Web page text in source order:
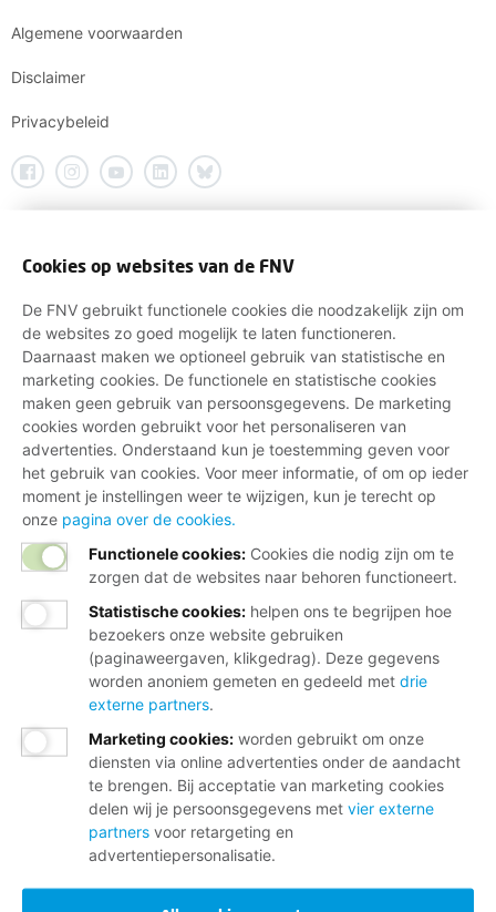
Algemene voorwaarden
Disclaimer
Privacybeleid
Cookies op websites van de FNV
De FNV gebruikt functionele cookies die noodzakelijk zijn om
de websites zo goed mogelijk te laten functioneren.
Daarnaast maken we optioneel gebruik van statistische en
marketing cookies. De functionele en statistische cookies
maken geen gebruik van persoonsgegevens. De marketing
cookies worden gebruikt voor het personaliseren van
advertenties. Onderstaand kun je toestemming geven voor
het gebruik van cookies. Voor meer informatie, of om op ieder
moment je instellingen weer te wijzigen, kun je terecht op
onze pagina over de cookies.
Functionele cookies: Cookies die nodig zijn om te
zorgen dat de websites naar behoren functioneert.
Statistische cookies: helpen ons te begrijpen hoe
bezoekers onze website gebruiken
(paginaweergaven, klikgedrag). Deze gegevens
worden anoniem gemeten en gedeeld met drie
externe partners.
Marketing cookies: worden gebruikt om onze
diensten via online advertenties onder de aandacht
te brengen. Bij acceptatie van marketing cookies
delen wij je persoonsgegevens met vier externe
partners voor retargeting en
advertentiepersonalisatie.